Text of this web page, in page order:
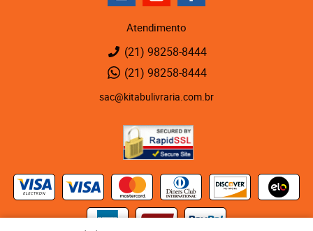
Atendimento
(21) 98258-8444
(21) 98258-8444
sac@kitabulivraria.com.br